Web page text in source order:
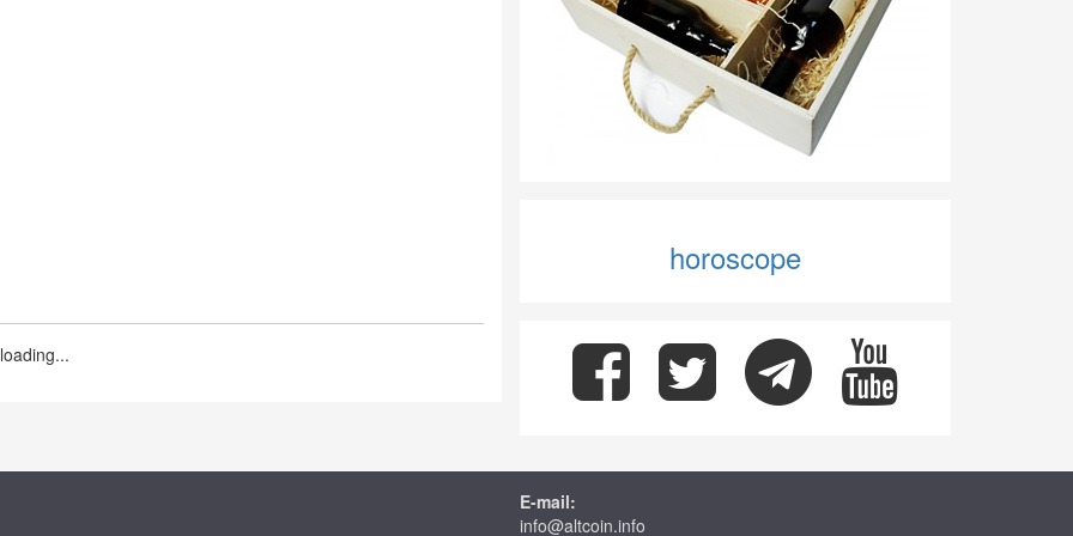
loading...
horoscope
E-mail:
info@altcoin.info